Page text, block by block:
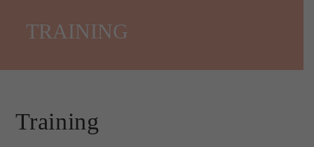
TRAINING
Training